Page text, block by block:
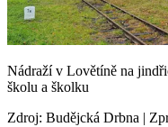
Nádraží v Lovětíně na
školu a školku
Zdroj: Budějcká Drbna |